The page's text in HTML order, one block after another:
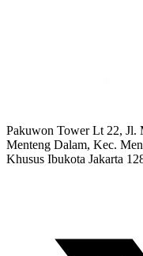
Pakuwon Tower Lt 22, Jl.
Menteng Dalam, Kec.
Khusus Ibukota Jakarta